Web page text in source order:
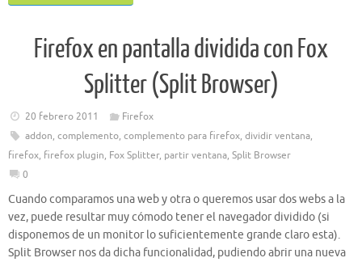
Firefox en pantalla dividida con Fox
Splitter (Split Browser)
20 febrero 2011
Firefox
addon, complemento, complemento para firefox, dividir ventana,
firefox, firefox plugin, Fox Splitter, partir ventana, Split Browser
0
Cuando comparamos una web y otra o queremos usar dos webs a la
vez, puede resultar muy cómodo tener el navegador dividido (si
disponemos de un monitor lo suficientemente grande claro esta).
Split Browser nos da dicha funcionalidad, pudiendo abrir una nueva